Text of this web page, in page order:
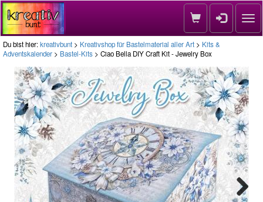
Du bist hier:kreativbunt > Kreativshop für Bastelmaterial aller Art > Kits &
Adventskalender > Bastel-Kits > Ciao Bella DIY Craft Kit - Jewelry Box